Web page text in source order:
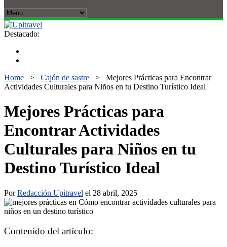
Destacado:
Home > Cajón de sastre > Mejores Prácticas para Encontrar
Actividades Culturales para Niños en tu Destino Turístico Ideal
Mejores Prácticas para
Encontrar Actividades
Culturales para Niños en tu
Destino Turístico Ideal
PorRedacción Upitravel el 28 abril, 2025
Contenido del artículo: